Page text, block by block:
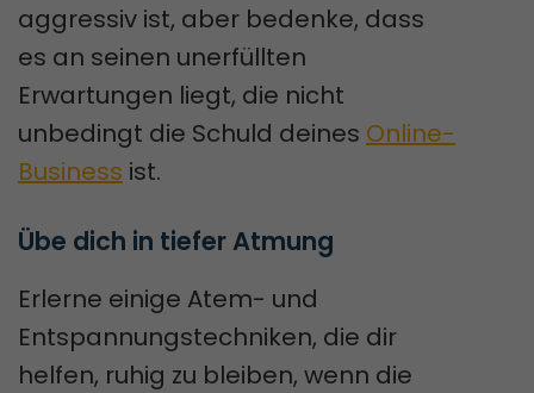
aggressiv ist, aber bedenke, dass
es an seinen unerfüllten
Erwartungen liegt, die nicht
unbedingt die Schuld deines Online-
Business ist.
Übe dich in tiefer Atmung
Erlerne einige Atem- und
Entspannungstechniken, die dir
helfen, ruhig zu bleiben, wenn die